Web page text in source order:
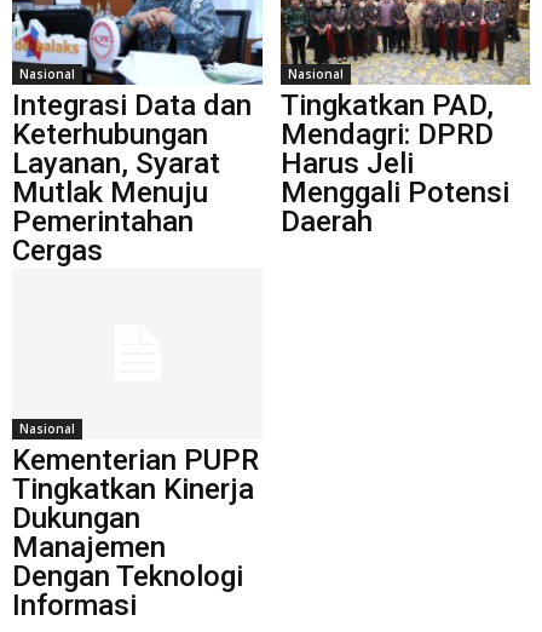
Nasional
Integrasi Data dan
Keterhubungan
Layanan, Syarat
Mutlak Menuju
Pemerintahan
Cergas
Nasional
Tingkatkan PAD,
Mendagri: DPRD
Harus Jeli
Menggali Potensi
Daerah
Nasional
Kementerian PUPR
Tingkatkan Kinerja
Dukungan
Manajemen
Dengan Teknologi
Informasi